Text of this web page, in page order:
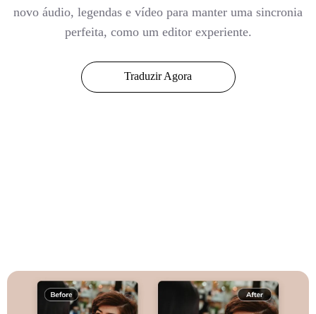
novo áudio, legendas e vídeo para manter uma sincronia
perfeita, como um editor experiente.
Traduzir Agora